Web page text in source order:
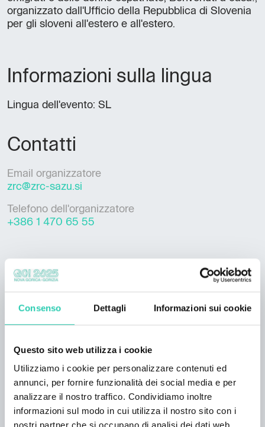
Consenso Dettagli Informazioni sui cookie
Questo sito web utilizza i cookie
Utilizziamo i cookie per personalizzare contenuti ed
annunci, per fornire funzionalità dei social media e per
analizzare il nostro traffico. Condividiamo inoltre
informazioni sul modo in cui utilizza il nostro sito con i
organizzato dall'Ufficio della Repubblica di Slovenia
per gli sloveni all'estero e all'estero.
Informazioni sulla lingua
Lingua dell'evento: SL
Contatti
Email organizzatore
zrc@zrc-sazu.si
Telefono dell'organizzatore
+386 1 470 65 55
***GO! 2025 ha una propria policy di pubblicazione
informazioni presenti possono risultare aggiornate
e/o corrette e GO! 2025 non si assume la
l’organizzatore responsabile dell’evento per verificare
le informazioni di interesse.